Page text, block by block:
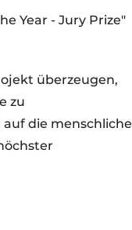
Year - Jury Prize"
überzeugen,
zu
die menschliche